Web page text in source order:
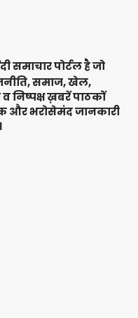
समाचार पोर्टल है जो
समाज, खेल,
निष्पक्ष ख़बरें पाठकों
और भरोसेमंद जानकारी